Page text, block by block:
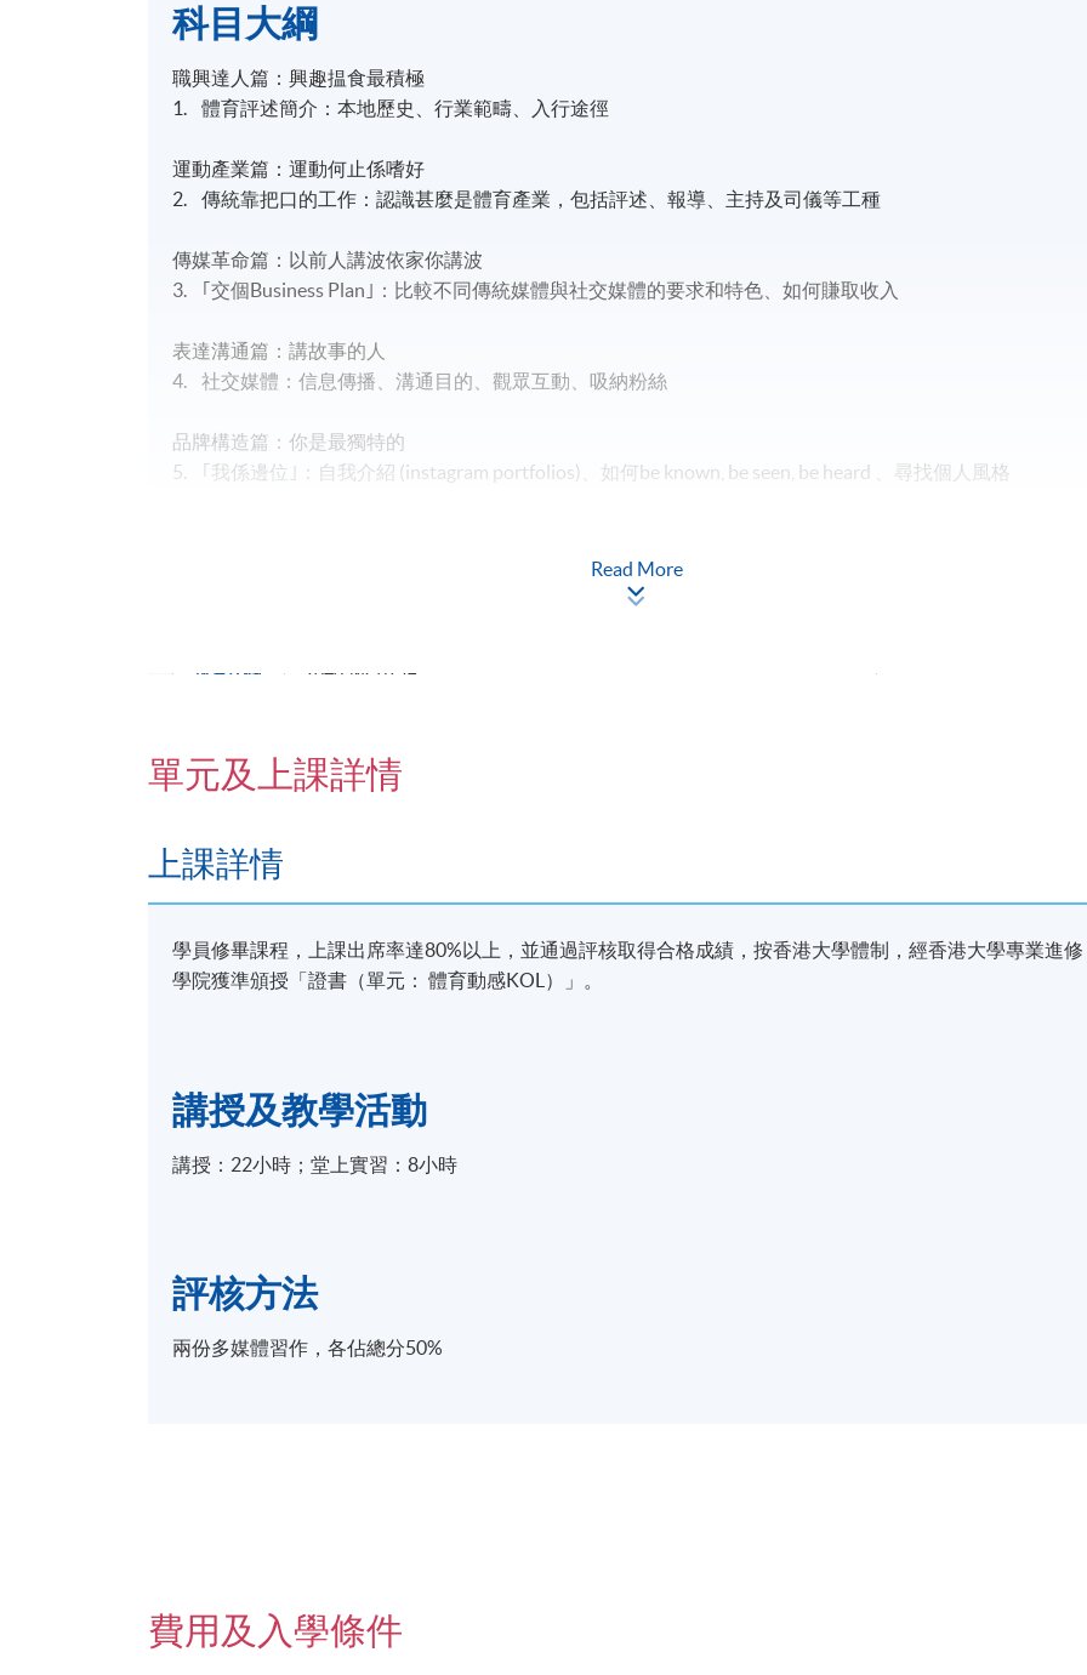
科目大綱
職興達人篇：興趣揾食最積極
1. 體育評述簡介：本地歷史、行業範疇、入行途徑
運動產業篇：運動何止係嗜好
2. 傳統靠把口的工作：認識甚麼是體育產業，包括評述、報導、主持及司儀等工種
傳媒革命篇：以前人講波依家你講波
3. ｢交個Business Plan｣：比較不同傳統媒體與社交媒體的要求和特色、如何賺取收入
表達溝通篇：講故事的人
4. 社交媒體：信息傳播、溝通目的、觀眾互動、吸納粉絲
品牌構造篇：你是最獨特的
5. ｢我係邊位｣：自我介紹 (instagram portfolios)、如何be known, be seen, be heard 、尋找個人風格
6. ｢三十秒求CLS｣：自說自話、動作示範、求分享、點讚、訂閱等手法
7. ｢五分鐘終極assignment｣：令人認得你 、明白你、認同你、follow你
報名代碼 2040-MC025A
逢周六，1:00pm - 5:00pm
Read More
單元及上課詳情
上課詳情
學員修畢課程，上課出席率達80%以上，並通過評核取得合格成績，按香港大學體制，經香港大學專業進修
學院獲準頒授「證書（單元： 體育動感KOL）」。
講授及教學活動
講授：22小時；堂上實習：8小時
評核方法
兩份多媒體習作，各佔總分50%
費用及入學條件